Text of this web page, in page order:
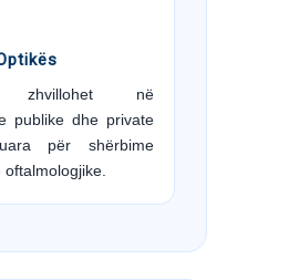
zhvillohet në
publike dhe private
për shërbime